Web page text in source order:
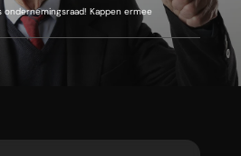
ondernemingsraad! Kappen ermee